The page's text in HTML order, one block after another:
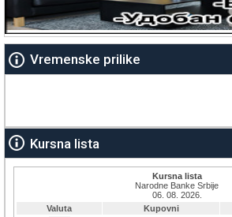
Vremenske prilike
Kursna lista